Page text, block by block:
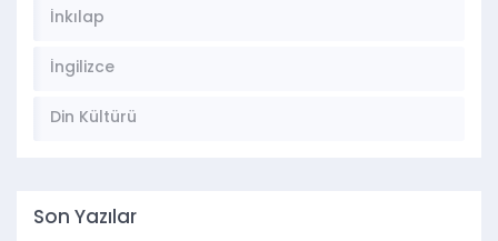
İnkılap
İngilizce
Din Kültürü
Son Yazılar